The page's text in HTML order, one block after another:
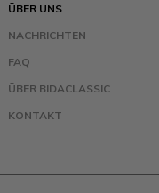
ÜBER UNS
NACHRICHTEN
FAQ
ÜBER BIDACLASSIC
KONTAKT